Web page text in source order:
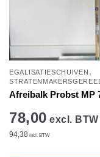
EGALISATIESCHUIVEN ,
Afreibalk Probst MP
78,00 excl. BTW
94,38 incl. BTW